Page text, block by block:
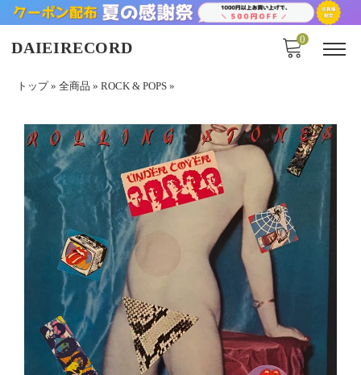
DAIEIRECORD 0
トップ» 全商品 » ROCK & POPS »